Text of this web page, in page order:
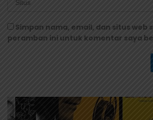
Simpan nama, email, dan situs web
peramban ini untuk komentar saya